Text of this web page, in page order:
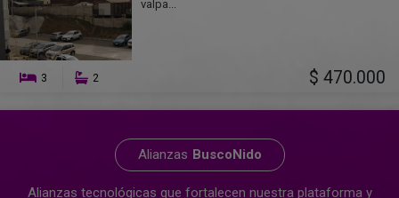
valpa...
3 2 $ 470.000
Alianzas BuscoNido
Alianzas tecnológicas que fortalecen nuestra plataforma y